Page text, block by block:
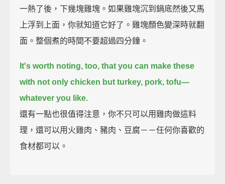
一熱了後，下幾塊雞塊。如果雞塊沉到鍋底然後又馬
上浮到上面，你就知道它好了。雞塊顏色變深時就翻
面。整個煮的時間不要超過四分鐘。
It's worth noting, too, that you can make these
with not only chicken but turkey, pork, tofu—
whatever you like.
還有一點也很值得注意，你不只可以用雞肉做這料
理，還可以用火雞肉、豬肉、豆腐－－任何你喜歡的
食材都可以。